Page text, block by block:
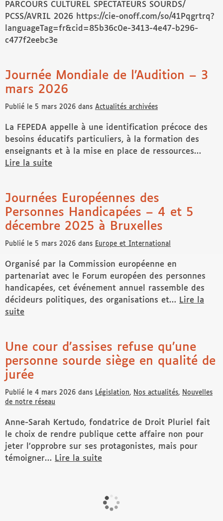
PARCOURS CULTUREL SPECTATEURS SOURDS/
PCSS/AVRIL 2026 https://cie-onoff.com/so/41Pqgrtrq?
languageTag=fr&cid=85b36c0e-3413-4e47-b296-
c477f2eebc3e
Journée Mondiale de l’Audition – 3
mars 2026
Publié le 5 mars 2026 dans Actualités archivées
La FEPEDA appelle à une identification précoce des
besoins éducatifs particuliers, à la formation des
enseignants et à la mise en place de ressources…
Lire la suite
Journées Européennes des
Personnes Handicapées – 4 et 5
décembre 2025 à Bruxelles
Publié le 5 mars 2026 dans Europe et International
Organisé par la Commission européenne en
partenariat avec le Forum européen des personnes
handicapées, cet événement annuel rassemble des
décideurs politiques, des organisations et… Lire la
suite
Une cour d’assises refuse qu’une
personne sourde siège en qualité de
jurée
Publié le 4 mars 2026 dans Législation, Nos actualités,
Nouvelles
de notre réseau
Anne-Sarah Kertudo, fondatrice de Droit Pluriel fait
le choix de rendre publique cette affaire non pour
jeter l’opprobre sur ses protagonistes, mais pour
témoigner… Lire la suite